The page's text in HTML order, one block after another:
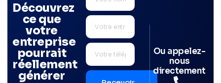
Découvrez
ce que
votre
entreprise
pourrait
réellement
générer
Ou appelez-
nous
directement